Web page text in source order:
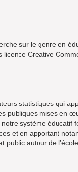
sur le genre en
licence Creative
statistiques qui
publiques mises en
système
et en apportant
public autour de